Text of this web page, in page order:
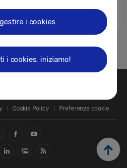
Cookie Policy Preferenze cookie
i cookies
i cookies, iniziamo!